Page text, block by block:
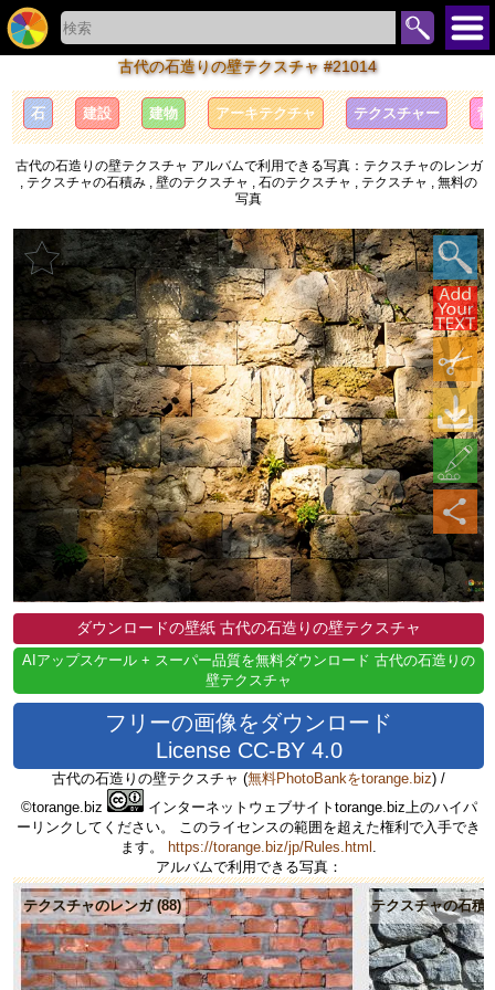
古代の石造りの壁テクスチャ #21014
石 建設 建物 アーキテクチャ テクスチャー 背
古代の石造りの壁テクスチャ アルバムで利用できる写真：テクスチャのレンガ
, テクスチャの石積み , 壁のテクスチャ , 石のテクスチャ , テクスチャ , 無料の
写真
ダウンロードの壁紙 古代の石造りの壁テクスチャ
AIアップスケール + スーパー品質を無料ダウンロード 古代の石造りの
壁テクスチャ
フリーの画像をダウンロード
License CC-BY 4.0
古代の石造りの壁テクスチャ (無料PhotoBankをtorange.biz) /
©torange.biz
インターネットウェブサイトtorange.biz上のハイパ
ーリンクしてください。 このライセンスの範囲を超えた権利で入手でき
ます。 https://torange.biz/jp/Rules.html
アルバムで利用できる写真：
テクスチャのレンガ (88) テクスチャの石積